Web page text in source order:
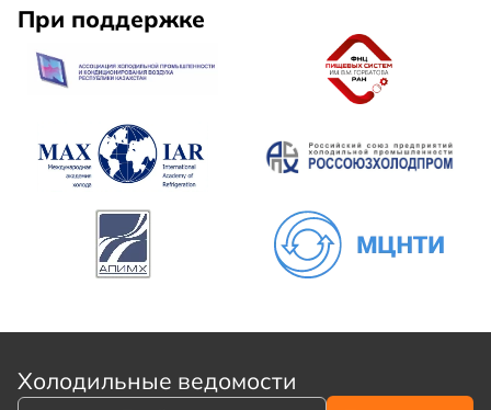
При поддержке
Холодильные ведомости